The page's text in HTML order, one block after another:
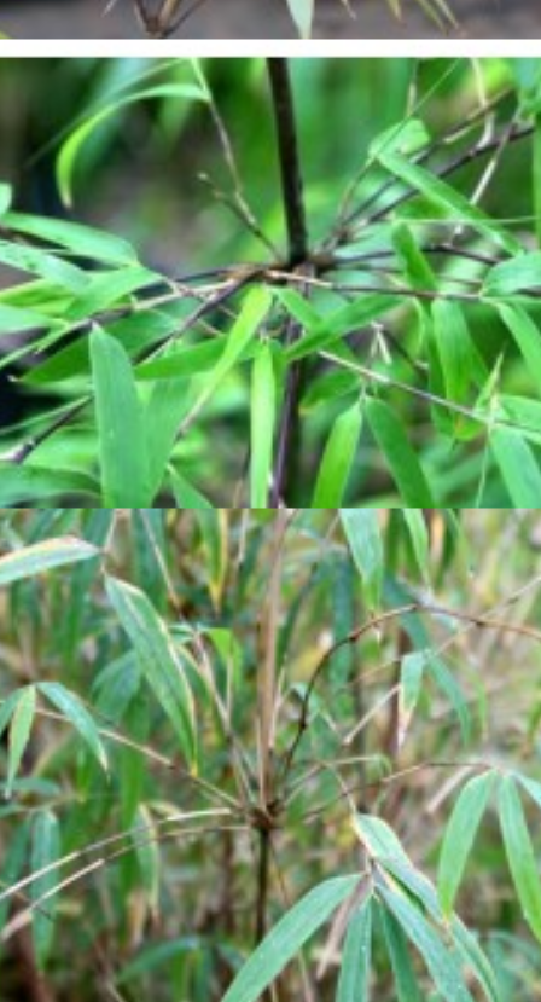
 Aperçu rapide 
Drepanostachyum scandens
30,00 €
Ajouter au panier
 Aperçu rapide
Yushania addingtonii
30,00 €
Voir détails
Aperçu rapide